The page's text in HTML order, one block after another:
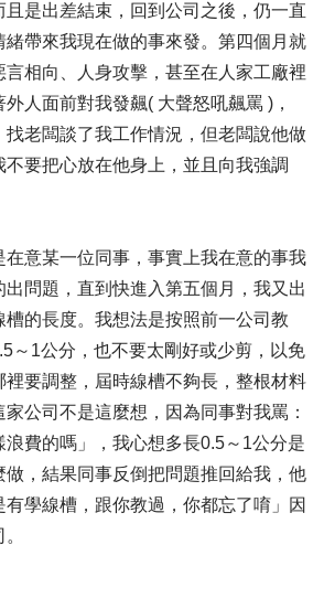
且是出差結束，回到公司之後，仍一直
緒帶來我現在做的事來發。第四個月就
相向、人身攻擊，甚至在人家工廠裡
人面前對我發飆( 大聲怒吼飆罵 )，
找老闆談了我工作情況，但老闆說他做
要把心放在他身上，並且向我強調
在意某一位同事，事實上我在意的事我
問題，直到快進入第五個月，我又出
的長度。我想法是按照前一公司教
～1公分，也不要太剛好或少剪，以免
裡要調整，屆時線槽不夠長，整根材料
公司不是這麼想，因為同事對我罵：
浪費的嗎」，我心想多長0.5～1公分是
做，結果同事反倒把問題推回給我，他
學線槽，跟你教過，你都忘了唷」因